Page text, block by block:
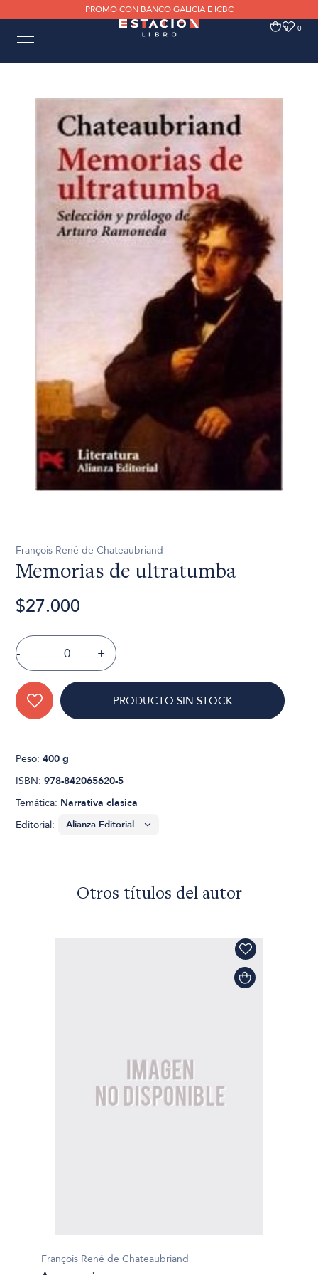
PROMO CON BANCO GALICIA E ICBC
0 0
François René de Chateaubriand
Memorias de ultratumba
$27.000
- +
PRODUCTO SIN STOCK
Peso:400 g
ISBN:978-842065620-5
Temática: Narrativa clasica
Editorial:
Otros títulos del autor
François René de Chateaubriand